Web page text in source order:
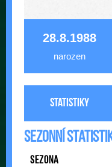
28.8.1988
narozen
Statistiky
Sezonní
Sezona